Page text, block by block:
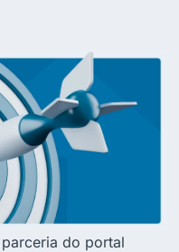
do portal